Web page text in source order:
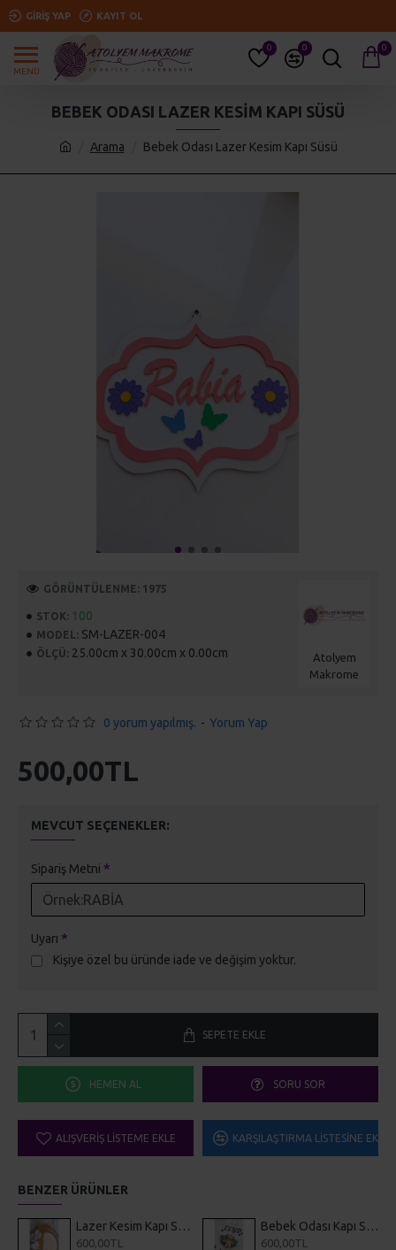
GIRIŞ YAP KAYIT OL
0 0 0
Arama Bebek Odası Lazer Kesim Kapı Süsü
BEBEK ODASI LAZER KESIM KAPI SÜSÜ
STOK: 100
MODEL: SM-LAZER-004
ÖLÇÜ: 25.00cm x 30.00cm x 0.00cm
Atolyem
Makrome
GÖRÜNTÜLENME: 1975
0 yorum yapılmış. - Yorum Yap
500,00TL
MEVCUT SEÇENEKLER:
Sipariş Metni
Uyarı
Kişiye özel bu üründe iade ve değişim yoktur.
SEPETE EKLE
HEMEN AL SORU SOR
ALIŞVERIŞ LISTEME EKLE KARŞILAŞTIRMA LISTESINE EKLE
BENZER ÜRÜNLER
Lazer Kesim Kapı Süsü Aynalı Pleksi
600,00TL
Bebek Odası Kapı Süsü
600,00TL